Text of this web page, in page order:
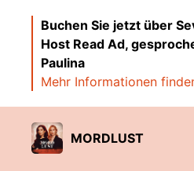
Buchen Sie jetzt über
Host Read Ad,
Paulina
Mehr Informationen
MORDLUST